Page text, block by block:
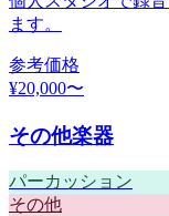
ます。
参考価格
¥20,000〜
その他楽器
パーカッション
その他